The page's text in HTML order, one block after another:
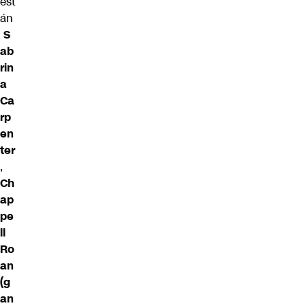
án
S
ab
rin
a
Ca
rp
en
ter
,
Ch
ap
pe
ll
Ro
an
(g
an